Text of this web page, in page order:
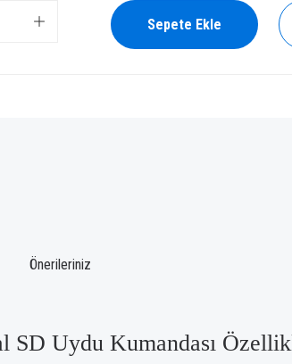
Sepete Ekle
Önerileriniz
SD Uydu Kumandası